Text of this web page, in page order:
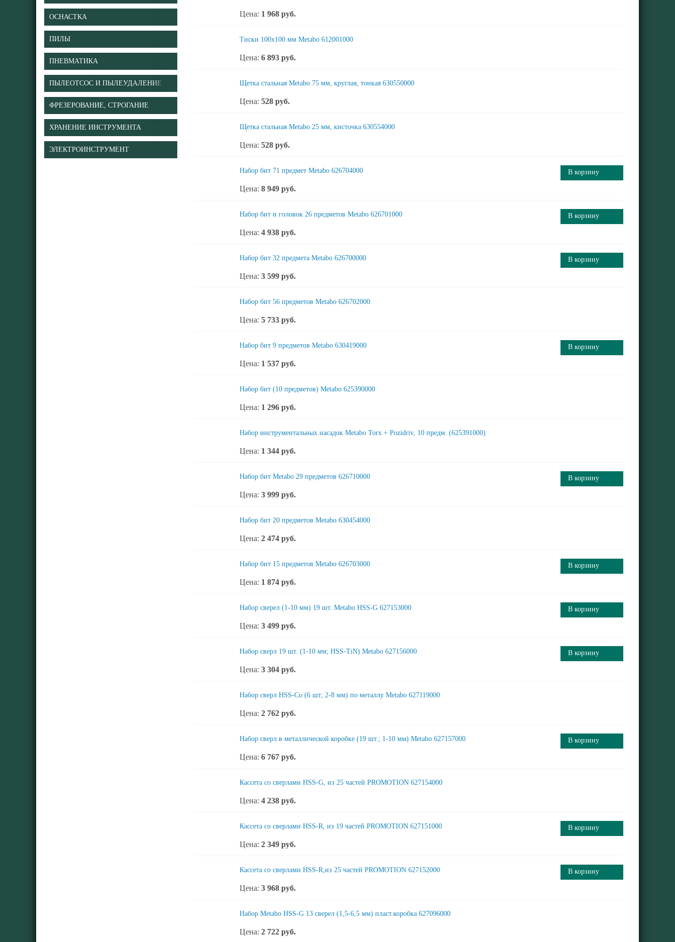
ОСНАСТКА
ПИЛЫ
ПНЕВМАТИКА
ПЫЛЕОТСОС И ПЫЛЕУДАЛЕНИЕ
ФРЕЗЕРОВАНИЕ, СТРОГАНИЕ
ХРАНЕНИЕ ИНСТРУМЕНТА
ЭЛЕКТРОИНСТРУМЕНТ
Цена: 1 968 руб.
Тиски 100х100 мм Metabo 612001000
Цена: 6 893 руб.
Щетка стальная Metabo 75 мм, круглая, тонкая 630550000
Цена: 528 руб.
Щетка стальная Metabo 25 мм, кисточка 630554000
Цена: 528 руб.
В корзину
Набор бит 71 предмет Metabo 626704000
Цена: 8 949 руб.
В корзину
Набор бит и головок 26 предметов Metabo 626701000
Цена: 4 938 руб.
В корзину
Набор бит 32 предмета Metabo 626700000
Цена: 3 599 руб.
Набор бит 56 предметов Metabo 626702000
Цена: 5 733 руб.
В корзину
Набор бит 9 предметов Metabo 630419000
Цена: 1 537 руб.
Набор бит (10 предметов) Metabo 625390000
Цена: 1 296 руб.
Набор инструментальных насадок Metabo Torx + Pozidriv, 10 предм. (625391000)
Цена: 1 344 руб.
В корзину
Набор бит Metabo 29 предметов 626710000
Цена: 3 999 руб.
Набор бит 20 предметов Metabo 630454000
Цена: 2 474 руб.
В корзину
Набор бит 15 предметов Metabo 626703000
Цена: 1 874 руб.
В корзину
Набор сверел (1-10 мм) 19 шт. Metabo HSS-G 627153000
Цена: 3 499 руб.
В корзину
Набор сверл 19 шт. (1-10 мм; HSS-TiN) Metabo 627156000
Цена: 3 304 руб.
Набор сверл HSS-Co (6 шт; 2-8 мм) по металлу Metabo 627119000
Цена: 2 762 руб.
В корзину
Набор сверл в металлической коробке (19 шт.; 1-10 мм) Metabo 627157000
Цена: 6 767 руб.
Кассета со сверлами HSS-G, из 25 частей PROMOTION 627154000
Цена: 4 238 руб.
В корзину
Кассета со сверлами HSS-R, из 19 частей PROMOTION 627151000
Цена: 2 349 руб.
В корзину
Кассета со сверлами HSS-R,из 25 частей PROMOTION 627152000
Цена: 3 968 руб.
Набор Metabo HSS-G 13 сверел (1,5-6,5 мм) пласт.коробка 627096000
Цена: 2 722 руб.